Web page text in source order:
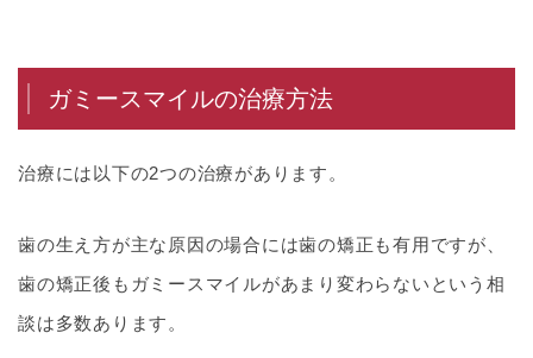
ガミースマイルの治療方法
治療には以下の2つの治療があります。
歯の生え方が主な原因の場合には歯の矯正も有用ですが、
歯の矯正後もガミースマイルがあまり変わらないという相
談は多数あります。